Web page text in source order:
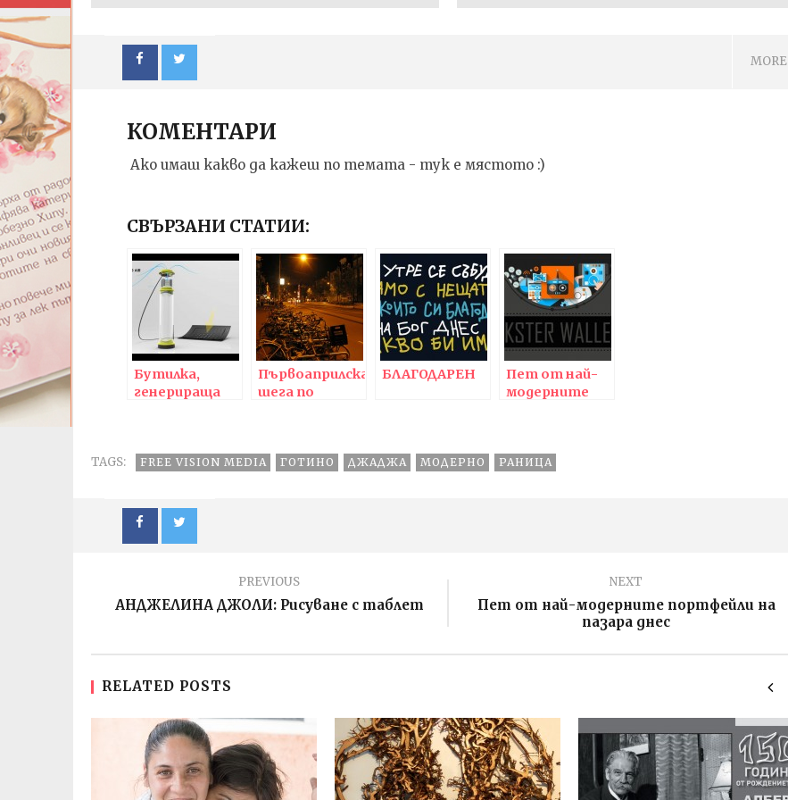
MORE
NOW VIEWING
Пет от най-страхотните и
мултифункционални раници на
пазара днес
05.04.2016
fVISION.eu
ИЗКУСТВОТО ДА ОТГЛЕЖДАШ
ДЕТЕ: ВЪЗПИТАНИЕ С ДОВЕРИЕ
| Изложба
05.04.2016
fVISION.eu
Metallica – No Leaf Clover, текст
с ПРЕВОД на български
05.04.2016
fVISION.eu
КОМЕНТАРИ
Ако имаш какво да кажеш по темата - тук е мястото :)
СВЪРЗАНИ СТАТИИ:
Бутилка,
генерираща
Първоаприлска
шега по
БЛАГОДАРЕН
Пет от най-
модерните
TAGS: FREE VISION MEDIA ГОТИНО ДЖАДЖА МОДЕРНО РАНИЦА
PREVIOUS
АНДЖЕЛИНА ДЖОЛИ: Рисуване с таблет
NEXT
Пет от най-модерните портфейли на
пазара днес
RELATED POSTS